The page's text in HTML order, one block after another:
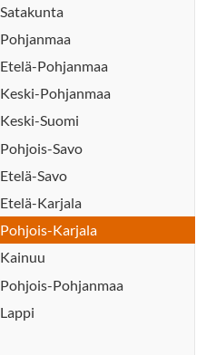
Satakunta
Pohjanmaa
Etelä-Pohjanmaa
Keski-Pohjanmaa
Keski-Suomi
Pohjois-Savo
Etelä-Savo
Etelä-Karjala
Pohjois-Karjala
Kainuu
Pohjois-Pohjanmaa
Lappi